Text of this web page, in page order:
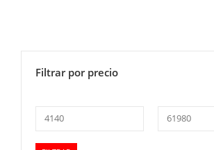
Filtrar por precio